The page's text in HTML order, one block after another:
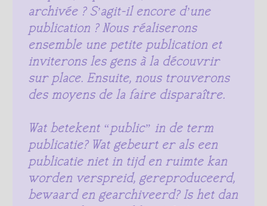
archivée ? S’agit-il encore d’une
publication ? Nous réaliserons
ensemble une petite publication et
inviterons les gens à la découvrir
sur place. Ensuite, nous trouverons
des moyens de la faire disparaître.
Wat betekent “public” in de term
publicatie? Wat gebeurt er als een
publicatie niet in tijd en ruimte kan
worden verspreid, gereproduceerd,
bewaard en gearchiveerd? Is het dan